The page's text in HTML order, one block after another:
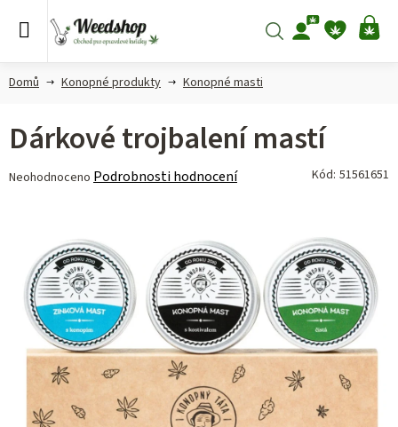
Hledat
Domů Konopné produkty Konopné masti
Dárkové trojbalení mastí
Průměrné
hvězdiček.
Neohodnoceno Podrobnosti hodnocení Kód: 51561651